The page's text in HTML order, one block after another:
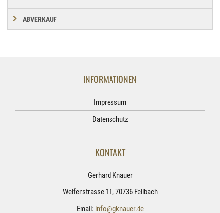
ABVERKAUF
INFORMATIONEN
Impressum
Datenschutz
KONTAKT
Gerhard Knauer
Welfenstrasse 11, 70736 Fellbach
Email: info@gknauer.de